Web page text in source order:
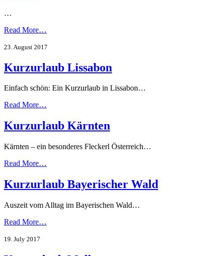
…
Read More…
23. August 2017
Kurzurlaub Lissabon
Einfach schön: Ein Kurzurlaub in Lissabon…
Read More…
Kurzurlaub Kärnten
Kärnten – ein besonderes Fleckerl Österreich…
Read More…
Kurzurlaub Bayerischer Wald
Auszeit vom Alltag im Bayerischen Wald…
Read More…
19. July 2017